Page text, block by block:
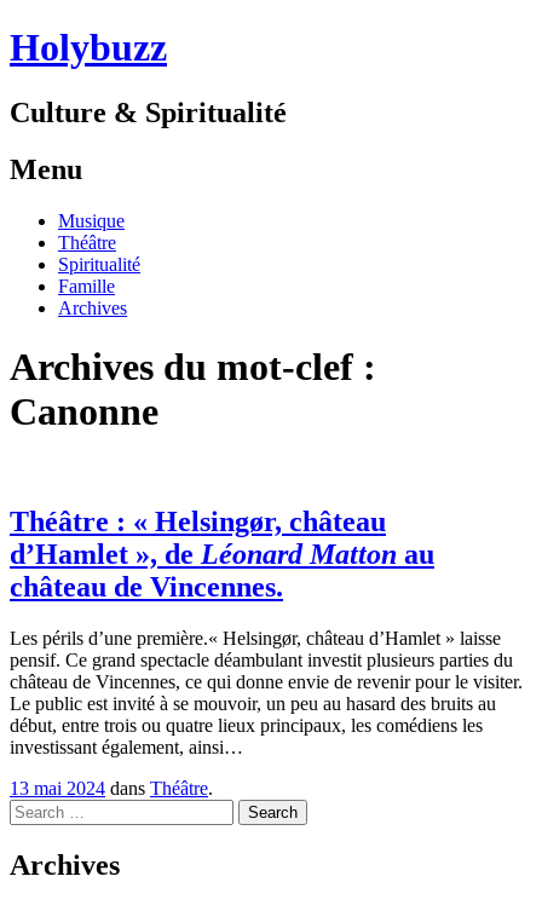
Holybuzz
Culture & Spiritualité
Menu
Aller
contenu
Musique
Théâtre
Spiritualité
Famille
Archives
Archives du mot-clef :
Canonne
Théâtre : « Helsingør, château
d’Hamlet », de Léonard Matton au
château de Vincennes.
Les périls d’une première.« Helsingør, château d’Hamlet » laisse
pensif. Ce grand spectacle déambulant investit plusieurs parties du
château de Vincennes, ce qui donne envie de revenir pour le visiter.
Le public est invité à se mouvoir, un peu au hasard des bruits au
début, entre trois ou quatre lieux principaux, les comédiens les
investissant également, ainsi…
13 mai 2024 dans Théâtre.
Search
Archives